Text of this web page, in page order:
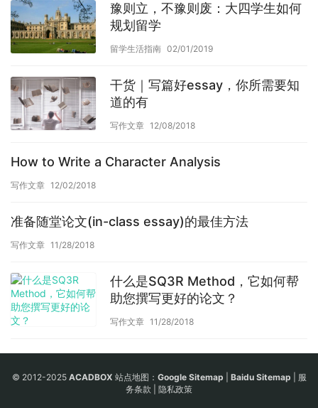
豫则立，不豫则废：大四学生如何
规划留学
留学生活指南 02/01/2019
干货｜写篇好essay，你所需要知
道的有
写作文章 12/08/2018
How to Write a Character Analysis
写作文章 12/02/2018
准备随堂论文(in-class essay)的最佳方法
写作文章 11/28/2018
什么是SQ3R Method，它如何帮
助您撰写更好的论文？
写作文章 11/28/2018
© 2012-2025 ACADBOX 站点地图： Google Sitemap Baidu Sitemap
服
务条款
隐私政策